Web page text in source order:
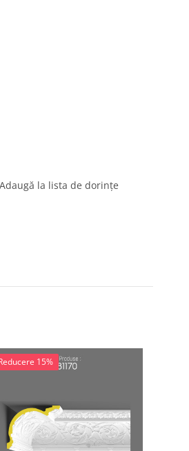
Adaugă la lista de dorințe
15%